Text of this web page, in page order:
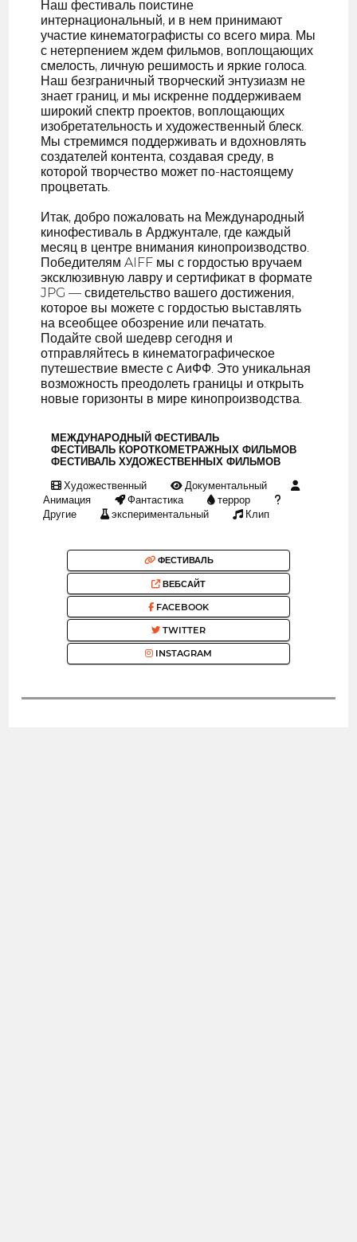
Наш фестиваль поистине
интернациональный, и в нем принимают
участие кинематографисты со всего мира. Мы
с нетерпением ждем фильмов, воплощающих
смелость, личную решимость и яркие голоса.
Наш безграничный творческий энтузиазм не
знает границ, и мы искренне поддерживаем
широкий спектр проектов, воплощающих
изобретательность и художественный блеск.
Мы стремимся поддерживать и вдохновлять
создателей контента, создавая среду, в
которой творчество может по-настоящему
процветать.
Итак, добро пожаловать на Международный
кинофестиваль в Арджунтале, где каждый
месяц в центре внимания кинопроизводство.
Победителям AIFF мы с гордостью вручаем
эксклюзивную лавру и сертификат в формате
JPG — свидетельство вашего достижения,
которое вы можете с гордостью выставлять
на всеобщее обозрение или печатать.
Подайте свой шедевр сегодня и
отправляйтесь в кинематографическое
путешествие вместе с АиФФ. Это уникальная
возможность преодолеть границы и открыть
новые горизонты в мире кинопроизводства.
МЕЖДУНАРОДНЫЙ ФЕСТИВАЛЬ
ФЕСТИВАЛЬ КОРОТКОМЕТРАЖНЫХ ФИЛЬМОВ
ФЕСТИВАЛЬ ХУДОЖЕСТВЕННЫХ ФИЛЬМОВ
Художественный
Документальный
Анимация
Фантастика
террор
Другие
экспериментальный Клип
ФЕСТИВАЛЬ
ВЕБСАЙТ
FACEBOOK
TWITTER
INSTAGRAM